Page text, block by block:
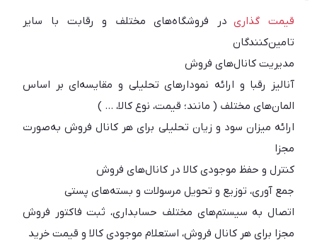
قیمت گذاریدر فروشگاه‌های مختلف و رقابت با سایر
تامین‌کنندگان
مدیریت کانال‌های فروش
آنالیز رقبا و ارائه نمودارهای تحلیلی و مقایسه‌ای بر اساس
المان‌های مختلف ( مانند؛ قیمت، نوع کالا، … )
ارائه میزان سود و زیان تحلیلی برای هر کانال فروش به‌صورت
مجزا
کنترل و حفظ موجودی کالا در کانال‌های فروش
جمع آوری، توزیع و تحویل مرسولات و بسته‌های پستی
اتصال به سیستم‌های مختلف حسابداری، ثبت فاکتور فروش
مجزا برای هر کانال فروش، استعلام موجودی کالا و قیمت خرید